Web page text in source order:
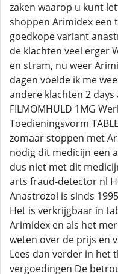
zaken waarop u kunt
shoppen Arimidex een
goedkope variant
de klachten veel erger
en stram, nu weer
dagen voelde ik me
andere klachten 2 days
FILMOMHULD 1MG
Toedieningsvorm
zomaar stoppen met
nodig dit medicijn een
dus niet met dit
arts fraud-detector nl
Anastrozol is sinds
Het is verkrijgbaar in
Arimidex en als het
weten over de prijs en
Lees dan verder in het
vergoedingen De